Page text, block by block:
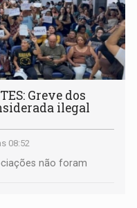
Greve dos
ilegal
08:52
não foram